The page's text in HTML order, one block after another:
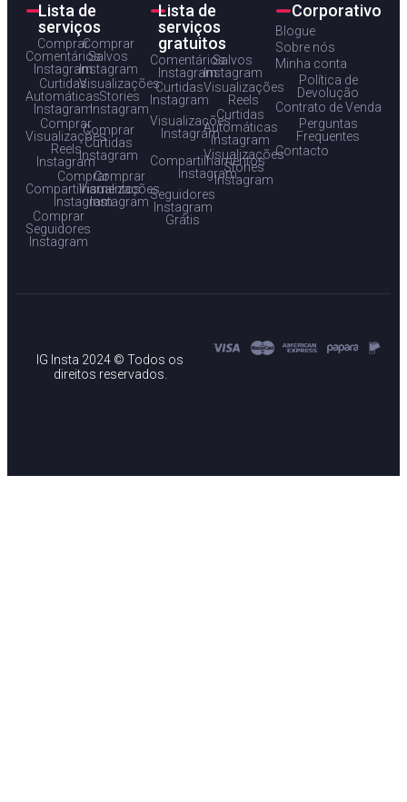
Lista de
serviços
Comprar
Comentários
Instagram
Comprar
Salvos
Instagram
Curtidas
Automáticas
Instagram
Visualizações
Stories
Instagram
Comprar
Visualizações
Reels
Instagram
Comprar
Curtidas
Instagram
Comprar
Compartilhamentos
Instagram
Comprar
Visualizações
Instagram
Comprar
Seguidores
Instagram
Lista de
serviços
gratuitos
Comentários
Instagram
Salvos
Instagram
Curtidas
Instagram
Visualizações
Reels
Visualizações
Instagram
Curtidas
Automáticas
Instagram
Compartilhamentos
Instagram
Visualizações
Stories
Instagram
Seguidores
Instagram
Grátis
Corporativo
Blogue
Sobre nós
Minha conta
Política de
Devolução
Contrato de Venda
Perguntas
Frequentes
Contacto
IG Insta 2024 © Todos os
direitos reservados.